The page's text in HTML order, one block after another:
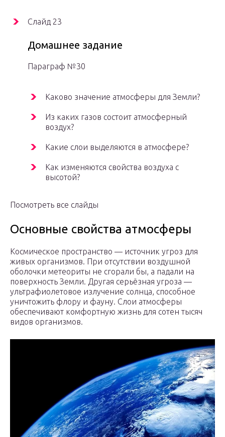
Слайд 23
Домашнее задание
Параграф №30
Каково значение атмосферы для Земли?
Из каких газов состоит атмосферный
воздух?
Какие слои выделяются в атмосфере?
Как изменяются свойства воздуха с
высотой?
Посмотреть все слайды
Основные свойства атмосферы
Космическое пространство — источник угроз для
живых организмов. При отсутствии воздушной
оболочки метеориты не сгорали бы, а падали на
поверхность Земли. Другая серьёзная угроза —
ультрафиолетовое излучение солнца, способное
уничтожить флору и фауну. Слои атмосферы
обеспечивают комфортную жизнь для сотен тысяч
видов организмов.